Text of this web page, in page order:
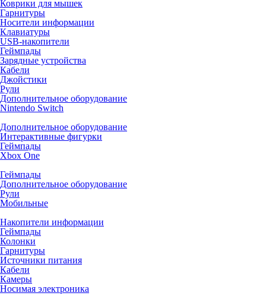
Коврики для мышек
Гарнитуры
Носители информации
Клавиатуры
USB-накопители
Геймпады
Зарядные устройства
Кабели
Джойстики
Рули
Дополнительное оборудование
Nintendo Switch
Дополнительное оборудование
Интерактивные фигурки
Геймпады
Xbox One
Геймпады
Дополнительное оборудование
Рули
Мобильные
Накопители информации
Геймпады
Колонки
Гарнитуры
Источники питания
Кабели
Камеры
Носимая электроника